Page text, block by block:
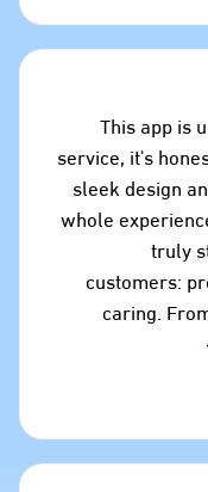
«This app
service, it's
sleek design
whole
truly
customers:
caring.